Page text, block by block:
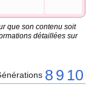
que son contenu soit
détaillées sur
8 9 10